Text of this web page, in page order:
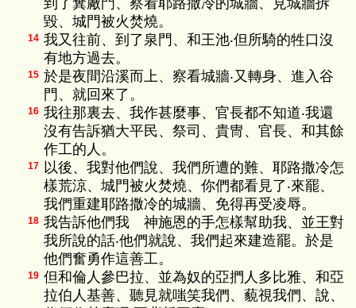
到了糞廠門、察看耶路撒冷的城牆、見城牆拆
毀、城門被火焚燒。
14 我又往前、到了泉門、和王池‧但所騎的牲口沒
有地方過去。
15 於是夜間沿溪而上、察看城牆‧又轉身、進入谷
門、就回來了。
16 我往那裏去、我作甚麼事、官長都不知道‧我還
沒有告訴猶大平民、祭司、貴冑、官長、和其餘
作工的人。
17 以後、我對他們說、我們所遭的難、耶路撒冷怎
樣荒涼、城門被火焚燒、你們都看見了‧來罷、
我們重建耶路撒冷的城牆、免得再受凌辱。
18 我告訴他們我 神施恩的手怎樣幫助我、並王對
我所說的話‧他們就說、我們起來建造罷。於是
他們奮勇作這善工。
19 但和倫人參巴拉、並為奴的亞捫人多比雅、和亞
拉伯人基善、聽見就嗤笑我們、藐視我們、說、